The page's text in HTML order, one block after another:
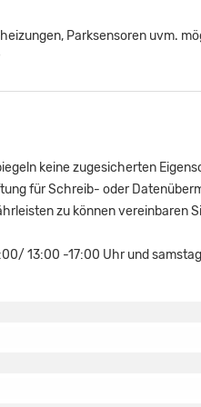
Parksensoren uvm.
keine zugesicherten
für Schreib- oder
zu können vereinbaren
13:00 -17:00 Uhr und